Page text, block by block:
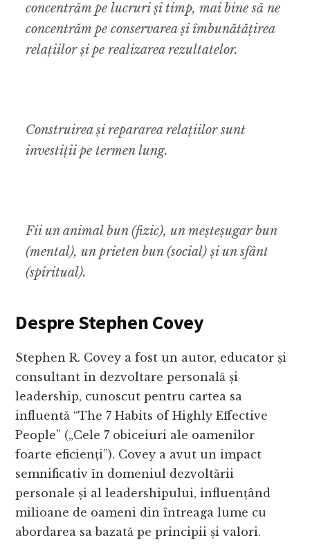
concentrăm pe lucruri și timp, mai bine să ne
concentrăm pe conservarea și îmbunătățirea
relațiilor și pe realizarea rezultatelor.
Construirea și repararea relațiilor sunt
investiții pe termen lung.
Fii un animal bun (fizic), un meșteșugar bun
(mental), un prieten bun (social) și un sfânt
(spiritual).
Despre Stephen Covey
Stephen R. Covey a fost un autor, educator și
consultant în dezvoltare personală și
leadership, cunoscut pentru cartea sa
influentă “The 7 Habits of Highly Effective
People” („Cele 7 obiceiuri ale oamenilor
foarte eficienți”). Covey a avut un impact
semnificativ în domeniul dezvoltării
personale și al leadershipului, influențând
milioane de oameni din întreaga lume cu
abordarea sa bazată pe principii și valori.